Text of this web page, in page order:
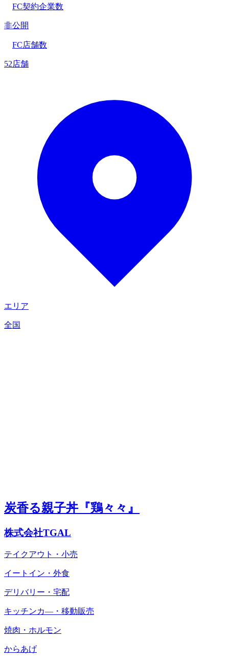
FC契約企業数
非公開
FC店舗数
52店舗
エリア
全国
炭香る親子丼『鶏々々』
株式会社TGAL
テイクアウト・小売
イートイン・外食
デリバリー・宅配
キッチンカ―・移動販売
焼肉・ホルモン
からあげ